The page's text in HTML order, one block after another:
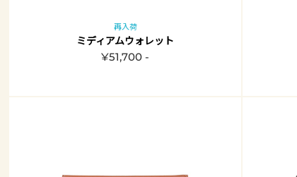
再入荷
ミディアムウォレット
¥51,700 -